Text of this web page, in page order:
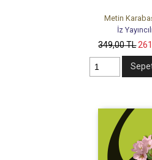
Metin
İz
349,00TL